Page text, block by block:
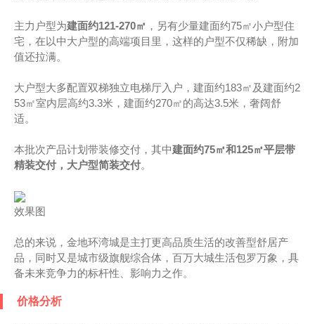
主力户型为建面约121-270㎡ ，另有少量建面约75㎡小户型住
宅，在以中大户型的高端项目里，这样的户型不仅稀缺，附加
值还拉满。
大户型大多配置双梯独立电梯厅入户，建面约183㎡及建面约2
53㎡室内层高约3.3米，建面约270㎡的高达3.5米，奢阔舒
适。
本批次产品计划带装修交付，其中建面约75㎡和125㎡平层带
精装交付，大户型简装交付。
效果图
总的来说，金地环湾城是主打更高品质生活的改善型舒居产
品，同时又是城市级旗舰综合体，百万大城生活包罗万象，具
备未来竞争力的标杆性、影响力之作。
价格分析